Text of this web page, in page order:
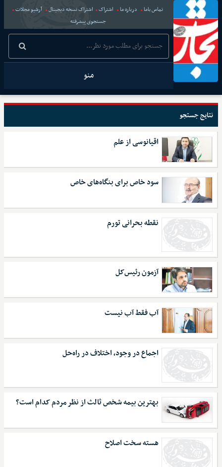
تماس باما درباره ما اشتراک اشتراک نسخه دیجیتال
آرشیو مجلات
جستجوی پیشرفته
منو
نتایج جستجو
اقیانوسی از علم
سود خاص برای بنگاه‌های خاص
نقطه بحرانی تورم
آزمون رئیس‌کل
آب فقط آب نیست
اجماع در وجود، اختلاف در راه‌حل
بهترین بیمه شخص ثالث از نظر مردم کدام است؟
هسته سخت اصلاح